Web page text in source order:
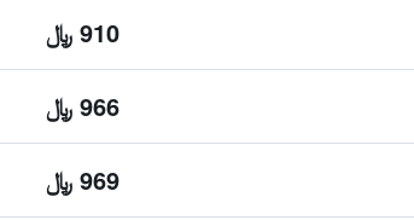
910 ﷼
966 ﷼
969 ﷼